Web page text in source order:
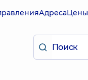
АдресаЦены